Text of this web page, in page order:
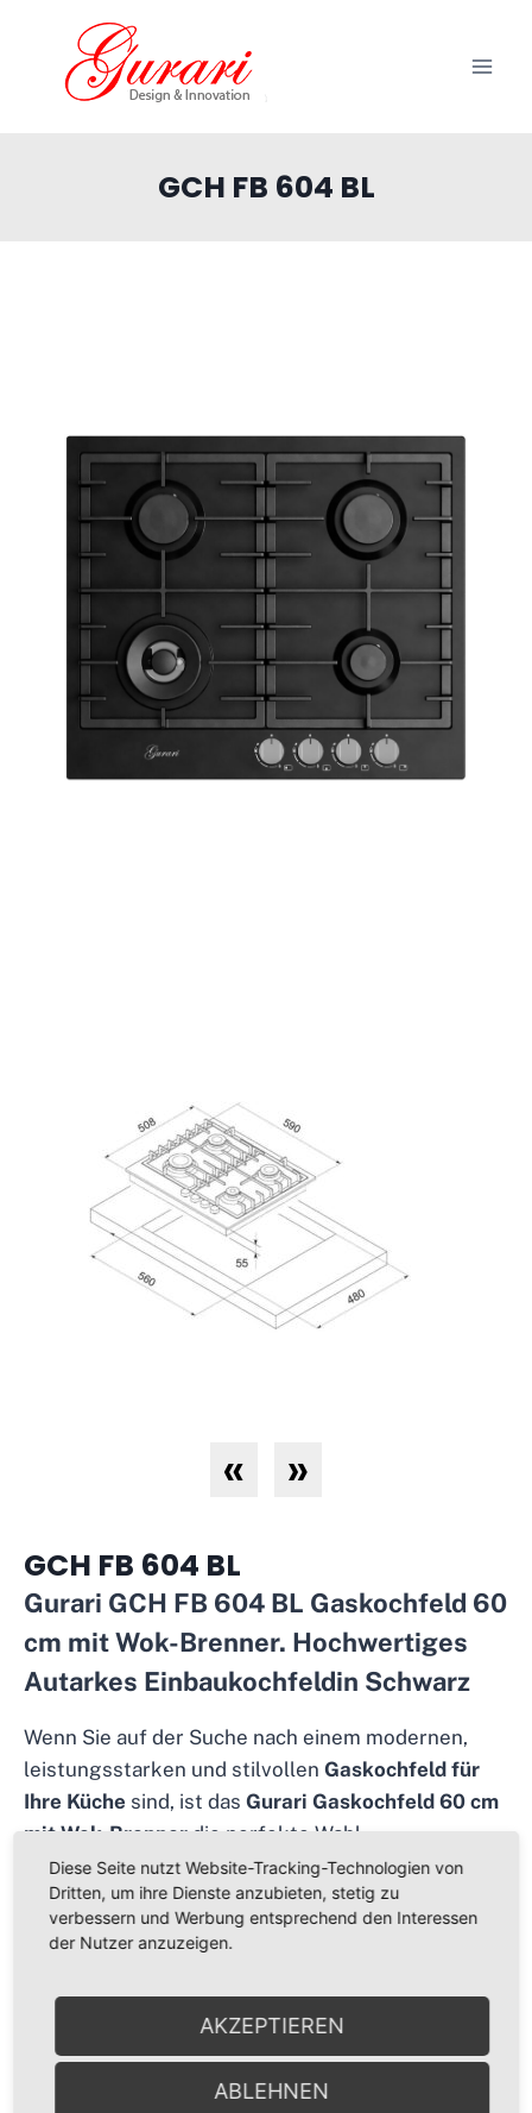
springen
GCH FB 604 BL
« »
GCH FB 604 BL
Gurari GCH FB 604 BL Gaskochfeld 60
cm mit Wok-Brenner. Hochwertiges
Autarkes Einbaukochfeldin Schwarz
Wenn Sie auf der Suche nach einem modernen,
leistungsstarken und stilvollen Gaskochfeld für
Ihre Küche sind, ist das Gurari Gaskochfeld 60 cm
mit Wok-Brenner die perfekte Wahl.
Das Modell GCH FB 604BL überzeugt durch
hochwertige Verarbeitung, durchdachte Technik
und europäische Premiumqualität.
Es ist geeignet für den Betrieb mitErdgas, die
Flüssiggasdüsen (Propan/Butan)
ebenfalls im Lieferumfang enthalten – ideal für
Haushalte ohne Gasanschluss.
Diese Seite nutzt Website-Tracking-Technologien von
Dritten, um ihre Dienste anzubieten, stetig zu
verbessern und Werbung entsprechend den Interessen
der Nutzer anzuzeigen.
AKZEPTIEREN
ABLEHNEN